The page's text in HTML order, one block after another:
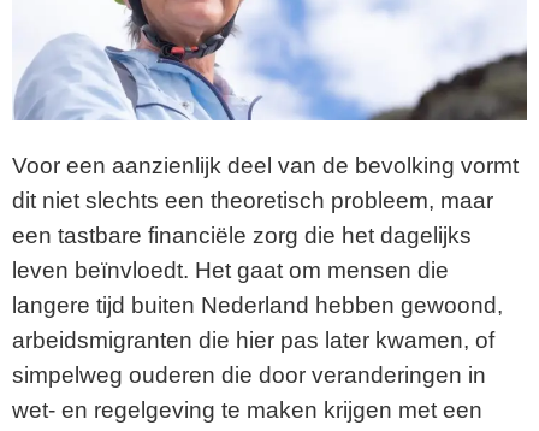
Voor een aanzienlijk deel van de bevolking vormt
dit niet slechts een theoretisch probleem, maar
een tastbare financiële zorg die het dagelijks
leven beïnvloedt. Het gaat om mensen die
langere tijd buiten Nederland hebben gewoond,
arbeidsmigranten die hier pas later kwamen, of
simpelweg ouderen die door veranderingen in
wet- en regelgeving te maken krijgen met een